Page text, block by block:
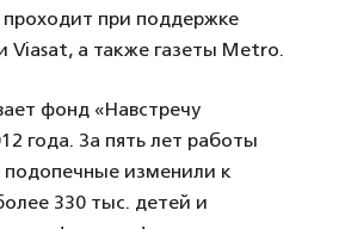
при поддержке
Viasat, а также газеты Metro.
фонд «Навстречу
года. За пять лет работы
подопечные изменили к
330 тыс. детей и